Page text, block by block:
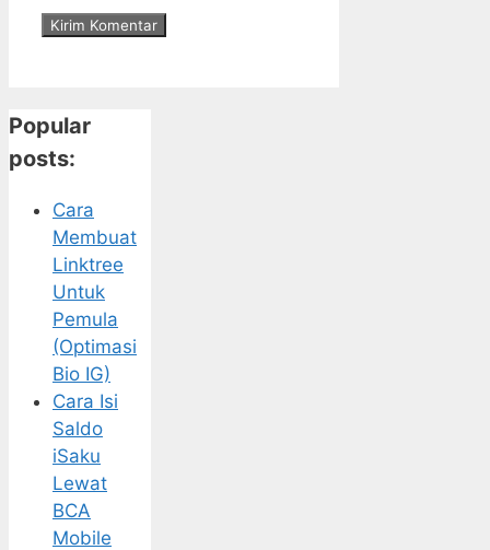
Popular
posts:
Cara
Membuat
Linktree
Untuk
Pemula
(Optimasi
Bio IG)
Cara Isi
Saldo
iSaku
Lewat
BCA
Mobile